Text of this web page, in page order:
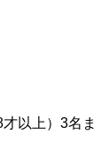
以上）3名ま